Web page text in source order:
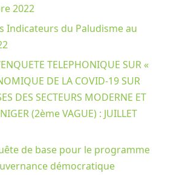
2022
Indicateurs du Paludisme au
TELEPHONIQUE SUR «
DE LA COVID-19 SUR
DES SECTEURS MODERNE ET
(2ème VAGUE) : JUILLET
de base pour le programme
démocratique